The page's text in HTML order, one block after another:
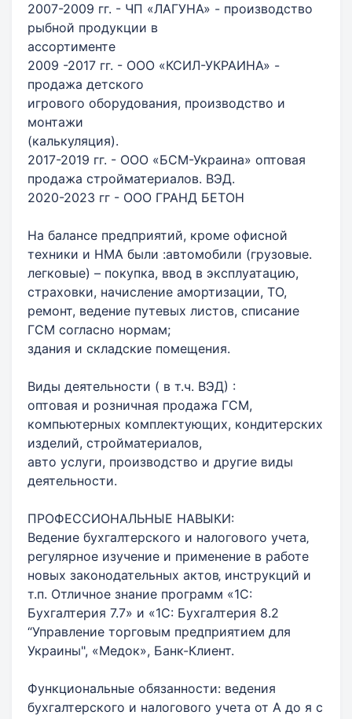
2007-2009 гг. - ЧП «ЛАГУНА» - производство
рыбной продукции в
ассортименте
2009 -2017 гг. - ООО «КСИЛ-УКРАИНА» -
продажа детского
игрового оборудования, производство и
монтажи
(калькуляция).
2017-2019 гг. - ООО «БСМ-Украина» оптовая
продажа стройматериалов. ВЭД.
2020-2023 гг - ООО ГРАНД БЕТОН
На балансе предприятий, кроме офисной
техники и НМА были :автомобили (грузовые.
легковые) – покупка, ввод в эксплуатацию,
страховки, начисление амортизации, ТО,
ремонт, ведение путевых листов, списание
ГСМ согласно нормам;
здания и складские помещения.
Виды деятельности ( в т.ч. ВЭД) :
оптовая и розничная продажа ГСМ,
компьютерных комплектующих, кондитерских
изделий, стройматериалов,
авто услуги, производство и другие виды
деятельности.
ПРОФЕССИОНАЛЬНЫЕ НАВЫКИ:
Ведение бухгалтерского и налогового учета‚
регулярное изучение и применение в работе
новых законодательных актов‚ инструкций и
т.п. Отличное знание программ «1С:
Бухгалтерия 7.7» и «1С: Бухгалтерия 8.2
“Управление торговым предприятием для
Украины", «Медок», Банк-Клиент.
Функциональные обязанности: ведения
бухгалтерского и налогового учета от А до я с